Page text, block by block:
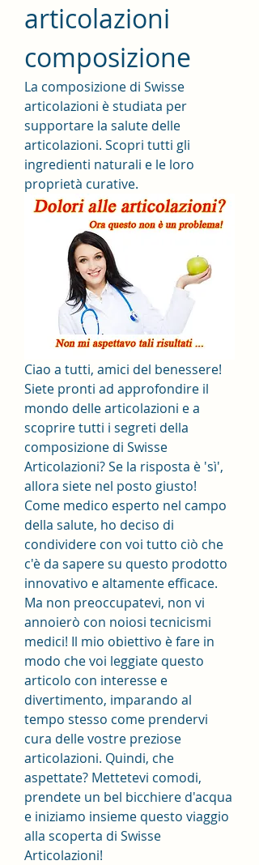
articolazioni
composizione
La composizione di Swisse
articolazioni è studiata per
supportare la salute delle
articolazioni. Scopri tutti gli
ingredienti naturali e le loro
proprietà curative.
Ciao a tutti, amici del benessere!
Siete pronti ad approfondire il
mondo delle articolazioni e a
scoprire tutti i segreti della
composizione di Swisse
Articolazioni? Se la risposta è 'sì',
allora siete nel posto giusto!
Come medico esperto nel campo
della salute, ho deciso di
condividere con voi tutto ciò che
c'è da sapere su questo prodotto
innovativo e altamente efficace.
Ma non preoccupatevi, non vi
annoierò con noiosi tecnicismi
medici! Il mio obiettivo è fare in
modo che voi leggiate questo
articolo con interesse e
divertimento, imparando al
tempo stesso come prendervi
cura delle vostre preziose
articolazioni. Quindi, che
aspettate? Mettetevi comodi,
prendete un bel bicchiere d'acqua
e iniziamo insieme questo viaggio
alla scoperta di Swisse
Articolazioni!